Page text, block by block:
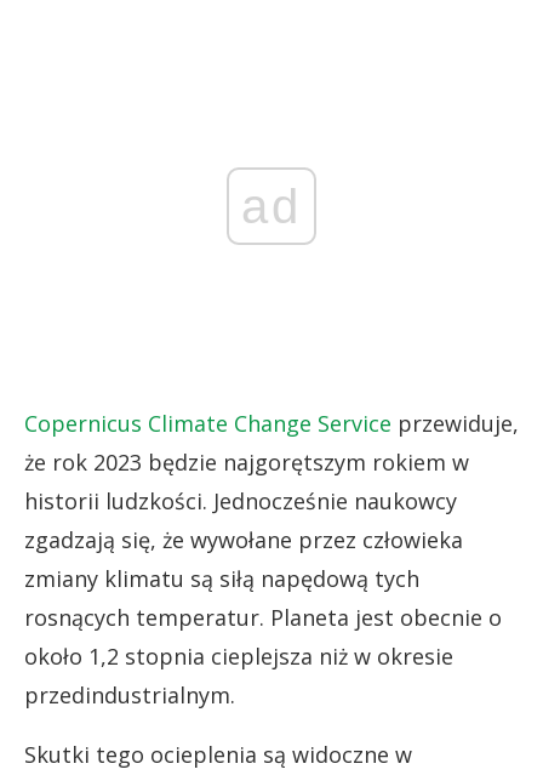
ad
Copernicus Climate Change Service przewiduje,
że rok 2023 będzie najgorętszym rokiem w
historii ludzkości. Jednocześnie naukowcy
zgadzają się, że wywołane przez człowieka
zmiany klimatu są siłą napędową tych
rosnących temperatur. Planeta jest obecnie o
około 1,2 stopnia cieplejsza niż w okresie
przedindustrialnym.
Skutki tego ocieplenia są widoczne w